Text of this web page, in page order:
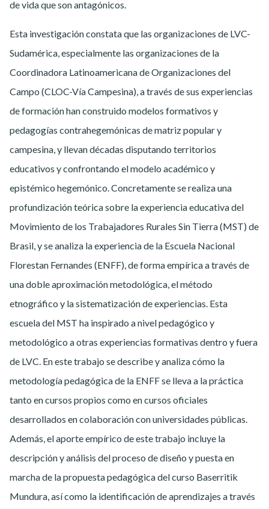
de vida que son antagónicos.
Esta investigación constata que las organizaciones de LVC-
Sudamérica, especialmente las organizaciones de la
Coordinadora Latinoamericana de Organizaciones del
Campo (CLOC-Vía Campesina), a través de sus experiencias
de formación han construido modelos formativos y
pedagogías contrahegemónicas de matriz popular y
campesina, y llevan décadas disputando territorios
educativos y confrontando el modelo académico y
epistémico hegemónico. Concretamente se realiza una
profundización teórica sobre la experiencia educativa del
Movimiento de los Trabajadores Rurales Sin Tierra (MST) de
Brasil, y se analiza la experiencia de la Escuela Nacional
Florestan Fernandes (ENFF), de forma empírica a través de
una doble aproximación metodológica, el método
etnográfico y la sistematización de experiencias. Esta
escuela del MST ha inspirado a nivel pedagógico y
metodológico a otras experiencias formativas dentro y fuera
de LVC. En este trabajo se describe y analiza cómo la
metodología pedagógica de la ENFF se lleva a la práctica
tanto en cursos propios como en cursos oficiales
desarrollados en colaboración con universidades públicas.
Además, el aporte empírico de este trabajo incluye la
descripción y análisis del proceso de diseño y puesta en
marcha de la propuesta pedagógica del curso Baserritik
Mundura, así como la identificación de aprendizajes a través